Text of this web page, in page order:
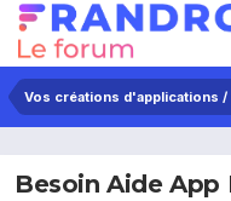
Vos créations d'applications
Besoin Aide App